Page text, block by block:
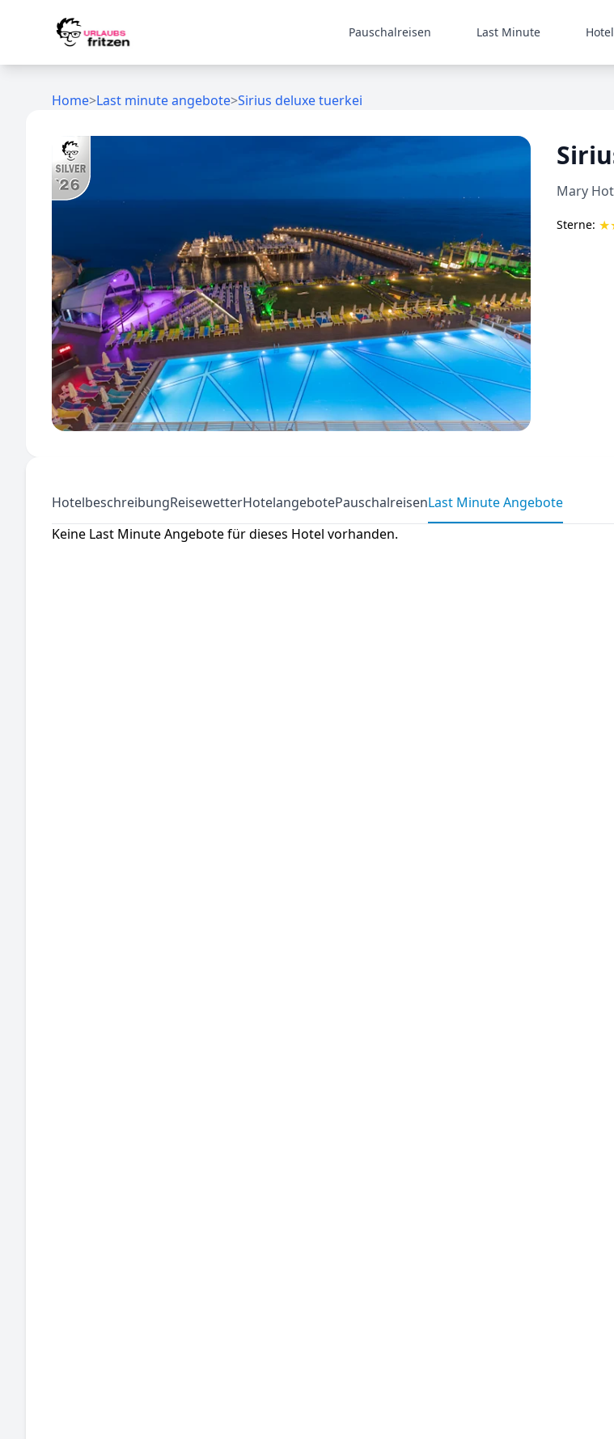
Pauschalreisen Last Minute
Home>Last minute angebote>Sirius deluxe tuerkei
Mary
Sterne: ★
HotelbeschreibungReisewetterHotelangebotePauschalreisenLast Minute Angebote
Keine Last Minute Angebote für dieses Hotel vorhanden.